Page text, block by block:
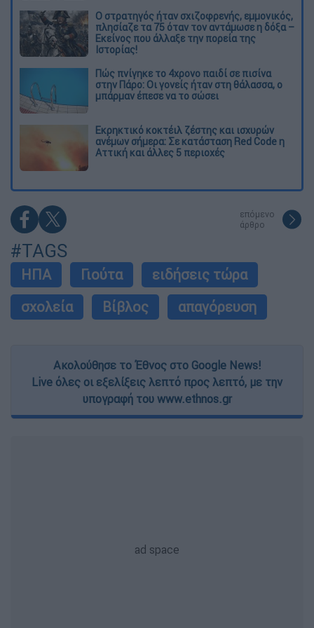
O στρατηγός ήταν σχιζοφρενής, εμμονικός,
πλησίαζε τα 75 όταν τον αντάμωσε η δόξα –
Εκείνος που άλλαξε την πορεία της
Ιστορίας!
Πώς πνίγηκε το 4χρονο παιδί σε πισίνα
στην Πάρο: Οι γονείς ήταν στη θάλασσα, ο
μπάρμαν έπεσε να το σώσει
Εκρηκτικό κοκτέιλ ζέστης και ισχυρών
ανέμων σήμερα: Σε κατάσταση Red Code η
Αττική και άλλες 5 περιοχές
επόμενο
άρθρο
#TAGS
ΗΠΑ Γιούτα
ειδήσεις τώρα
σχολεία
Βίβλος απαγόρευση
Ακολούθησε το Έθνος στο Google News!
Live όλες οι εξελίξεις λεπτό προς λεπτό, με την
υπογραφή του www.ethnos.gr